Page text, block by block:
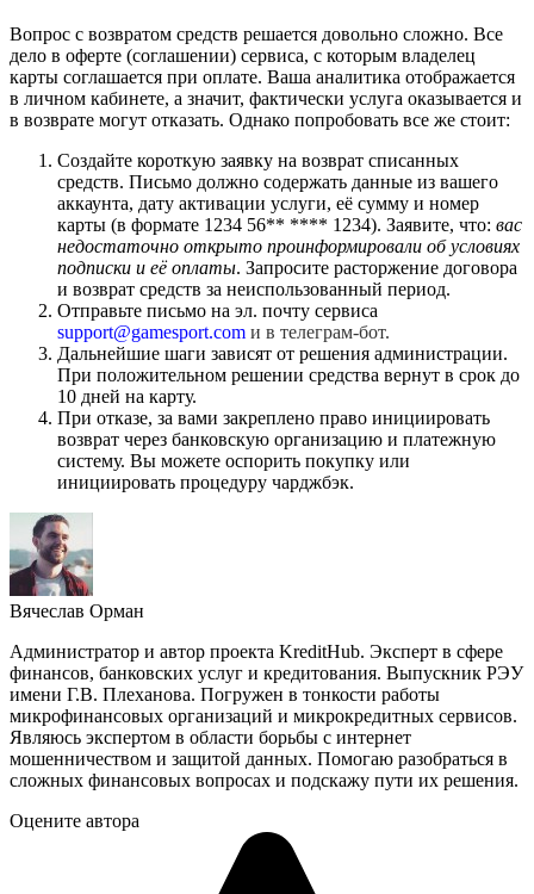
Вопрос с возвратом средств решается довольно сложно. Все
дело в оферте (соглашении) сервиса, с которым владелец
карты соглашается при оплате. Ваша аналитика отображается
в личном кабинете, а значит, фактически услуга оказывается и
в возврате могут отказать. Однако попробовать все же стоит:
Создайте короткую заявку на возврат списанных
средств. Письмо должно содержать данные из вашего
аккаунта, дату активации услуги, её сумму и номер
карты (в формате 1234 56** **** 1234). Заявите, что: вас
недостаточно открыто проинформировали об условиях
подписки и её оплаты. Запросите расторжение договора
и возврат средств за неиспользованный период.
Отправьте письмо на эл. почту сервиса
support@gamesport.com и в телеграм-бот.
Дальнейшие шаги зависят от решения администрации.
При положительном решении средства вернут в срок до
10 дней на карту.
При отказе, за вами закреплено право инициировать
возврат через банковскую организацию и платежную
систему. Вы можете оспорить покупку или
инициировать процедуру чарджбэк.
Вячеслав Орман
Администратор и автор проекта KreditHub. Эксперт в сфере
финансов, банковских услуг и кредитования. Выпускник РЭУ
имени Г.В. Плеханова. Погружен в тонкости работы
микрофинансовых организаций и микрокредитных сервисов.
Являюсь экспертом в области борьбы с интернет
мошенничеством и защитой данных. Помогаю разобраться в
сложных финансовых вопросах и подскажу пути их решения.
Оцените автора